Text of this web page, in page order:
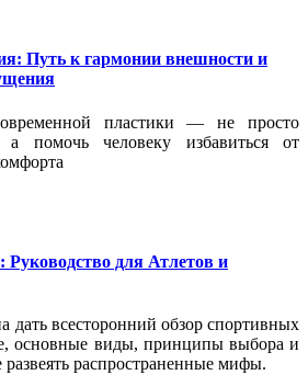
Путь к гармонии внешности и
пластики — не просто
а помочь человеку избавиться от
для Атлетов и
дать всесторонний обзор спортивных
основные виды, принципы выбора и
развеять распространенные мифы.